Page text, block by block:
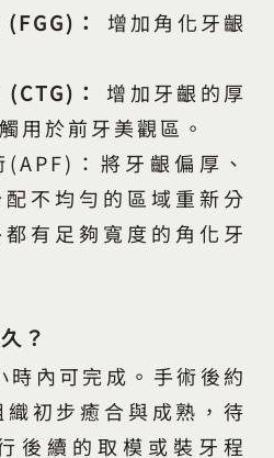
：
增加角化牙齦
：
增加牙齦的厚
用於前牙美觀區。
：將牙齦偏厚、
不均勻的區域重新分
有足夠寬度的角化牙
？
內可完成。手術後約
織初步癒合與成熟，待
後續的取模或裝牙程